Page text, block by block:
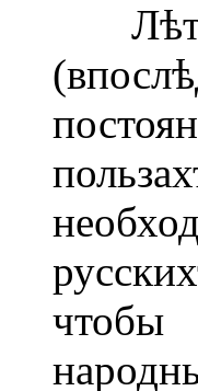
чтобы